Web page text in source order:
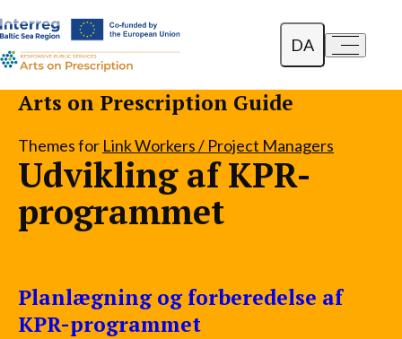
a- a+
DA
English
Lietuvių
Arts on Prescription Guide
Themes for Link Workers / Project Managers
Udvikling af KPR-
programmet
Planlægning og forberedelse af
KPR-programmet